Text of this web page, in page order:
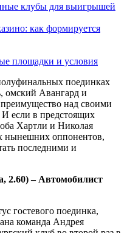
клубы для выигрышей
как формируется
площадки и условия
поединках
омский Авангард и
над своими
если в предстоящих
Хартли и Николая
нынешних оппонентов,
последними и
2.60) – Автомобилист
гостевого поединка,
команда Андрея